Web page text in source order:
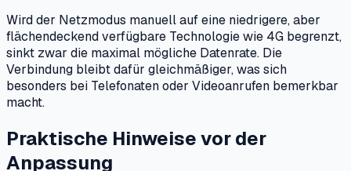
Wird der Netzmodus manuell auf eine niedrigere, aber
flächendeckend verfügbare Technologie wie 4G begrenzt,
sinkt zwar die maximal mögliche Datenrate. Die
Verbindung bleibt dafür gleichmäßiger, was sich
besonders bei Telefonaten oder Videoanrufen bemerkbar
macht.
Praktische Hinweise vor der
Anpassung